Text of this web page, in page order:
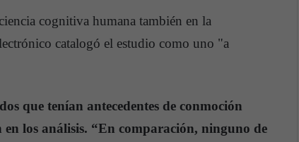
cognitiva humana también en la
catalogó el estudio como uno "a
que tenían antecedentes de conmoción
los análisis. “En comparación, ninguno de